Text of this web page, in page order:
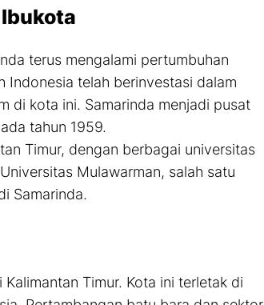
terus mengalami pertumbuhan
Indonesia telah berinvestasi dalam
di kota ini. Samarinda menjadi pusat
tahun 1959.
Timur, dengan berbagai universitas
Mulawarman, salah satu
Samarinda.
Timur. Kota ini terletak di